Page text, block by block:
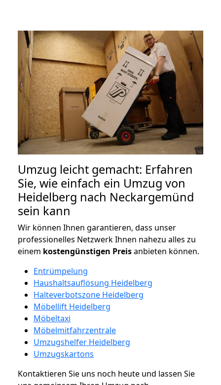
Umzug leicht gemacht: Erfahren
Sie, wie einfach ein Umzug von
Heidelberg nach Neckargemünd
sein kann
Wir können Ihnen garantieren, dass unser
professionelles Netzwerk Ihnen nahezu alles zu
einem kostengünstigen Preisanbieten können.
Entrümpelung
Haushaltsauflösung Heidelberg
Halteverbotszone Heidelberg
Möbellift Heidelberg
Möbeltaxi
Möbelmitfahrzentrale
Umzugshelfer Heidelberg
Umzugskartons
Kontaktieren Sie uns noch heute und lassen Sie